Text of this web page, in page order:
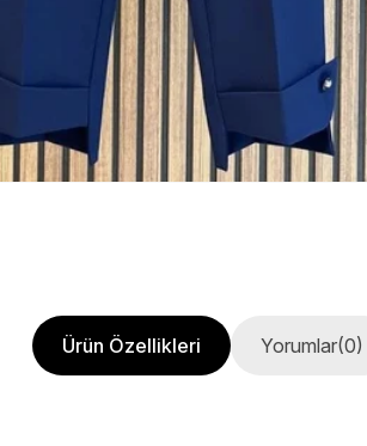
Ürün Özellikleri Yorumlar(0)